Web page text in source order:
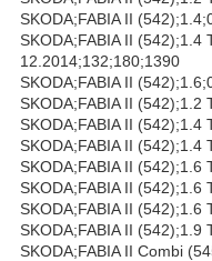
SKODA;FABIA II
SKODA;FABIA II (542);1.4
12.2014;132;180;1390
SKODA;FABIA II
SKODA;FABIA II (542);1.2
SKODA;FABIA II
SKODA;FABIA II
SKODA;FABIA II
SKODA;FABIA II
SKODA;FABIA II
SKODA;FABIA II
SKODA;FABIA II Combi